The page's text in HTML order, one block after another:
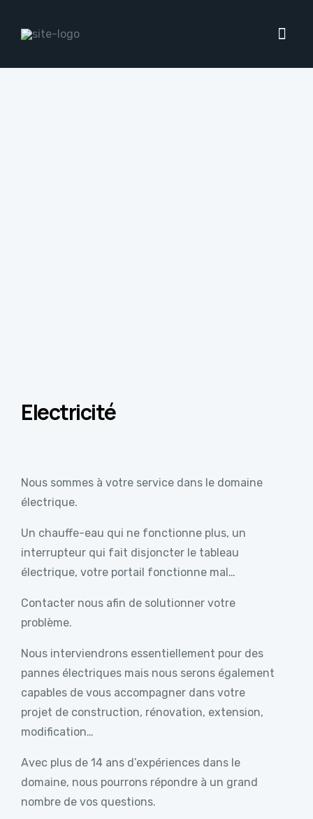
Electricité
Nous sommes à votre service dans le domaine
électrique.
Un chauffe-eau qui ne fonctionne plus, un
interrupteur qui fait disjoncter le tableau
électrique, votre portail fonctionne mal…
Contacter nous afin de solutionner votre
problème.
Nous interviendrons essentiellement pour des
pannes électriques mais nous serons également
capables de vous accompagner dans votre
projet de construction, rénovation, extension,
modification…
Avec plus de 14 ans d’expériences dans le
domaine, nous pourrons répondre à un grand
nombre de vos questions.